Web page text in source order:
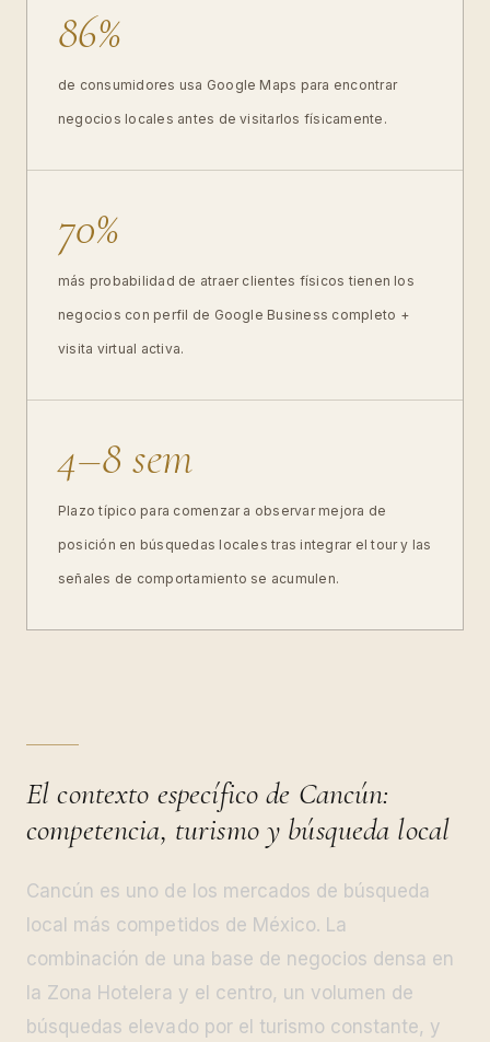
86%
de consumidores usa Google Maps para encontrar
negocios locales antes de visitarlos físicamente.
70%
más probabilidad de atraer clientes físicos tienen los
negocios con perfil de Google Business completo +
visita virtual activa.
4–8 sem
Plazo típico para comenzar a observar mejora de
posición en búsquedas locales tras integrar el tour y las
señales de comportamiento se acumulen.
El contexto específico de Cancún:
competencia, turismo y búsqueda local
Cancún es uno de los mercados de búsqueda
local más competidos de México. La
combinación de una base de negocios densa en
la Zona Hotelera y el centro, un volumen de
búsquedas elevado por el turismo constante, y